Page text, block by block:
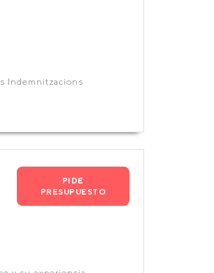
Indemnitzacions
PIDE
PRESUPUESTO